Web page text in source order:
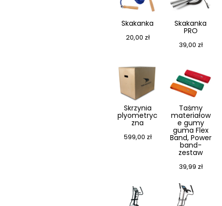
Skakanka
20,00 zł
Skakanka
PRO
39,00 zł
Skrzynia
plyometryc
zna
599,00 zł
Taśmy
materiałow
e gumy
guma Flex
Band, Power
band-
zestaw
39,99 zł